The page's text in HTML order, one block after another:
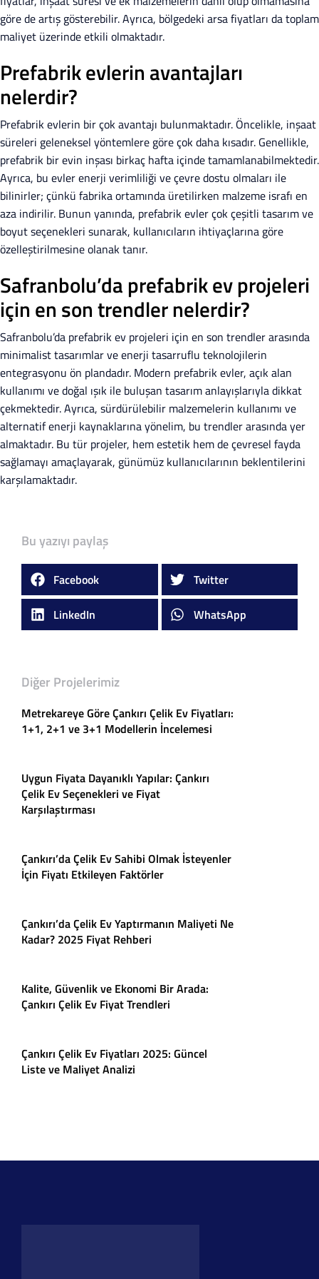
göre de artış gösterebilir. Ayrıca, bölgedeki arsa fiyatları da toplam
maliyet üzerinde etkili olmaktadır.
Prefabrik evlerin avantajları
nelerdir?
Prefabrik evlerin bir çok avantajı bulunmaktadır. Öncelikle, inşaat
süreleri geleneksel yöntemlere göre çok daha kısadır. Genellikle,
prefabrik bir evin inşası birkaç hafta içinde tamamlanabilmektedir.
Ayrıca, bu evler enerji verimliliği ve çevre dostu olmaları ile
bilinirler; çünkü fabrika ortamında üretilirken malzeme israfı en
aza indirilir. Bunun yanında, prefabrik evler çok çeşitli tasarım ve
boyut seçenekleri sunarak, kullanıcıların ihtiyaçlarına göre
özelleştirilmesine olanak tanır.
Safranbolu’da prefabrik ev projeleri
için en son trendler nelerdir?
Safranbolu’da prefabrik ev projeleri için en son trendler arasında
minimalist tasarımlar ve enerji tasarruflu teknolojilerin
entegrasyonu ön plandadır. Modern prefabrik evler, açık alan
kullanımı ve doğal ışık ile buluşan tasarım anlayışlarıyla dikkat
çekmektedir. Ayrıca, sürdürülebilir malzemelerin kullanımı ve
alternatif enerji kaynaklarına yönelim, bu trendler arasında yer
almaktadır. Bu tür projeler, hem estetik hem de çevresel fayda
sağlamayı amaçlayarak, günümüz kullanıcılarının beklentilerini
karşılamaktadır.
Bu yazıyı paylaş
Facebook Twitter
LinkedIn WhatsApp
Diğer Projelerimiz
Metrekareye Göre Çankırı Çelik Ev Fiyatları:
1+1, 2+1 ve 3+1 Modellerin İncelemesi
Uygun Fiyata Dayanıklı Yapılar: Çankırı
Çelik Ev Seçenekleri ve Fiyat
Karşılaştırması
Çankırı’da Çelik Ev Sahibi Olmak İsteyenler
İçin Fiyatı Etkileyen Faktörler
Çankırı’da Çelik Ev Yaptırmanın Maliyeti Ne
Kadar? 2025 Fiyat Rehberi
Kalite, Güvenlik ve Ekonomi Bir Arada:
Çankırı Çelik Ev Fiyat Trendleri
Çankırı Çelik Ev Fiyatları 2025: Güncel
Liste ve Maliyet Analizi